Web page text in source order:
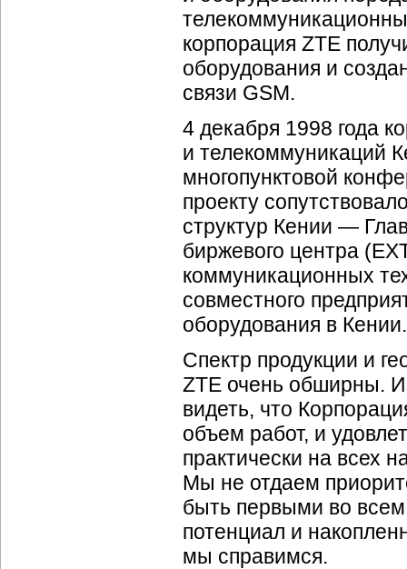
корпорация ZTE
оборудования и
связи GSM.
4 декабря 1998 года
и телекоммуникаций
многопунктовой
проекту
структур Кении —
биржевого центра
коммуникационных
совместного
оборудования в Кении.
Спектр продукции и
ZTE очень обширны.
видеть, что
объем работ, и
практически на всех
Мы не отдаем
быть первыми во
потенциал и
мы справимся.